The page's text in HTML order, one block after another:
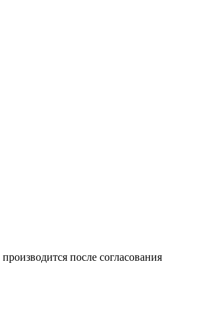
после согласования